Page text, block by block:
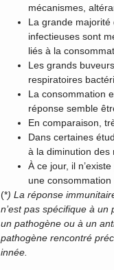
mécanismes,
La grande majorité
infectieuses sont
liés à la
Les grands
respiratoires
La consommation
réponse semble
En comparaison,
Dans certaines
à la diminution des
À ce jour, il
une consommation
(*) La réponse
n’est pas spécifique à
un pathogène ou à un
pathogène rencontré
innée.